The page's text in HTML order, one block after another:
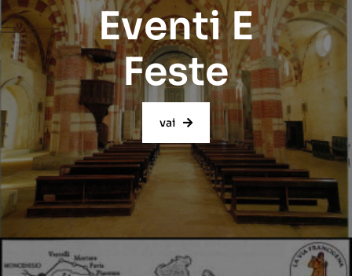
Eventi E
Feste
vai